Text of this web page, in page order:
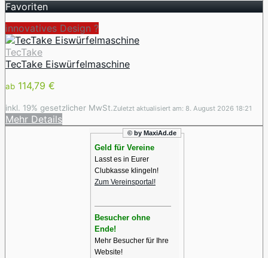
Favoriten
innovatives Design ️?
TecTake
TecTake Eiswürfelmaschine
ab 114,79 €
inkl. 19% gesetzlicher MwSt.Zuletzt aktualisiert am: 8. August 2026 18:21
Mehr Details
© by MaxiAd.de
Geld für Vereine
Lasst es in Eurer
Clubkasse klingeln!
Zum Vereinsportal!
Besucher ohne
Ende!
Mehr Besucher für Ihre
Website!